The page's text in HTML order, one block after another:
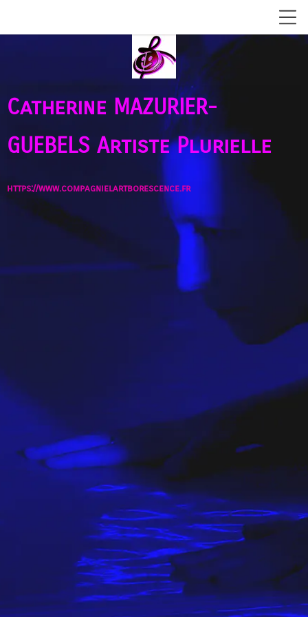
Catherine MAZURIER-
GUEBELS Artiste Plurielle
https://www.compagnielartborescence.fr